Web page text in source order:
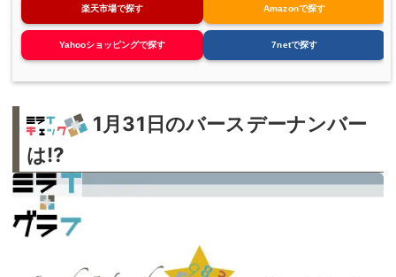
楽天市場で探す Amazonで探す
Yahooショッピングで探す 7netで探す
1月31日のバースデーナンバー
は!?